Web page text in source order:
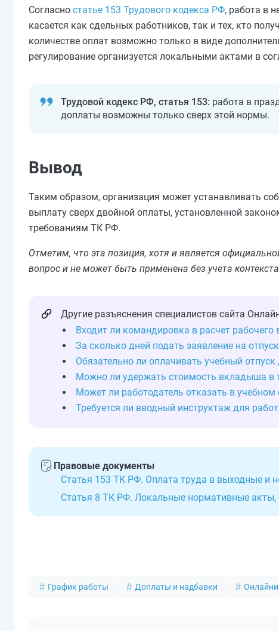
Согласно статье 153 Трудового кодекса РФ, работа в
касается как сдельных работников, так и тех, кто
количестве оплат возможно только в виде
регулирование организуется локальными актами в
Трудовой кодекс РФ, статья 153: работа в
доплаты возможны только сверх этой нормы.
Вывод
Таким образом, организация может устанавливать
выплату сверх двойной оплаты, установленной
требованиям ТК РФ.
Отметим, что эта позиция, хотя и является
вопрос и не может быть применена без учета
Другие разъяснения специалистов сайта
Входит ли командировка в расчет рабочего
За сколько дней подать заявление на
Обязательно ли оплачивать учебный
Можно ли удержать стоимость вкладыша в
Может ли работодатель отказать в учебном
Требуется ли вводный инструктаж для
Правовые документы
Статья 153 ТК РФ. Оплата труда в выходные и
Статья 8 ТК РФ. Локальные нормативные
График работы Доплаты и надбавки